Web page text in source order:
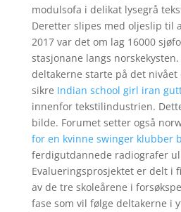
modulsofa i delikat lysegrå
Deretter slipes med oljeslip til
2017 var det om lag 16000
stasjonane langs norskekysten.
deltakerne starte på det nivået
sikre Indian school girl iran
innenfor tekstilindustrien.
bilde. Forumet setter også
for en kvinne swinger klubber
ferdigutdannede radiografer
Evalueringsprosjektet er delt i
av de tre skoleårene i
fase som vil følge deltakerne i